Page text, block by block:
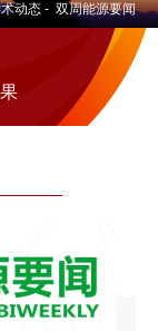
动态 - 双周能源要闻